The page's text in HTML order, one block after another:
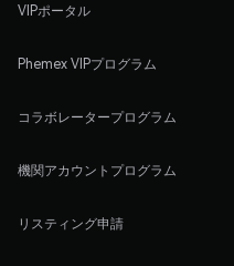
VIPポータル
Phemex VIPプログラム
コラボレータープログラム
機関アカウントプログラム
リスティング申請